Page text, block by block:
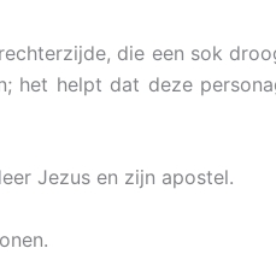
die een sok
helpt dat deze
Jezus en zijn apostel.